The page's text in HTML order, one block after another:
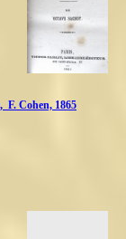
F. Cohen, 1865